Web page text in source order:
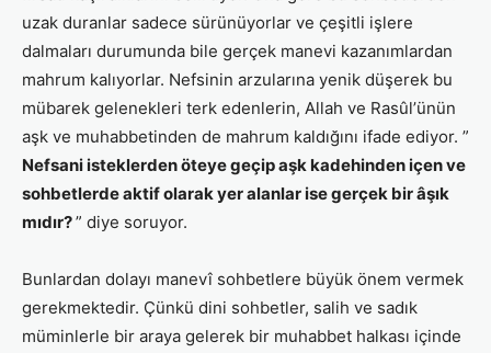
uzak duranlar sadece sürünüyorlar ve çeşitli işlere
dalmaları durumunda bile gerçek manevi kazanımlardan
mahrum kalıyorlar. Nefsinin arzularına yenik düşerek bu
mübarek gelenekleri terk edenlerin, Allah ve Rasûlʼünün
aşk ve muhabbetinden de mahrum kaldığını ifade ediyor. ”
Nefsani isteklerden öteye geçip aşk kadehinden içen ve
sohbetlerde aktif olarak yer alanlar ise gerçek bir âşık
mıdır?” diye soruyor.
Bunlardan dolayı manevî sohbetlere büyük önem vermek
gerekmektedir. Çünkü dini sohbetler, salih ve sadık
müminlerle bir araya gelerek bir muhabbet halkası içinde